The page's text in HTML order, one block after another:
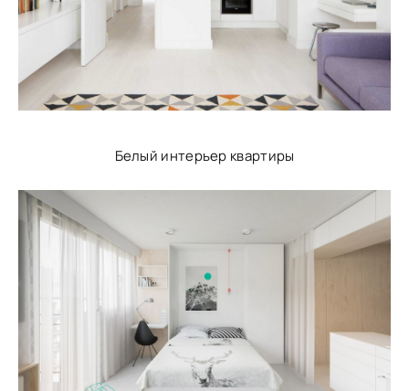
Белый интерьер квартиры